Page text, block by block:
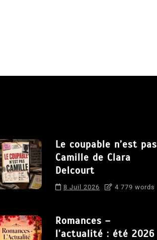
Le coupable n’est pas
Camille de Clara
Delcourt
8 Juil 2026 4 779 words
Romances –
l’actualité : été 2026